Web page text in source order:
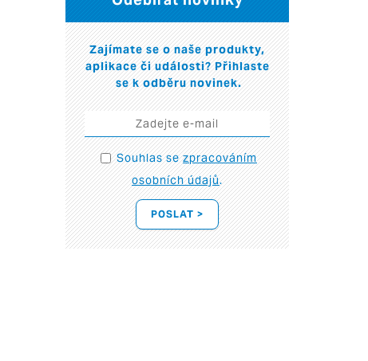
Zajímate se o naše produkty,
aplikace či události? Přihlaste
se k odběru novinek.
Souhlas sezpracováním
osobních údajů.
POSLAT >